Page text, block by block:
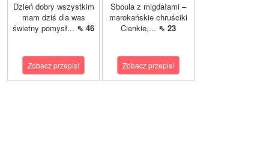
Dzień dobry wszystkim
mam dziś dla was
świetny pomysł... ⇖ 46
Zobacz przepis!
Sboula z migdałami –
marokańskie chruściki
Cienkie,... ⇖ 23
Zobacz przepis!